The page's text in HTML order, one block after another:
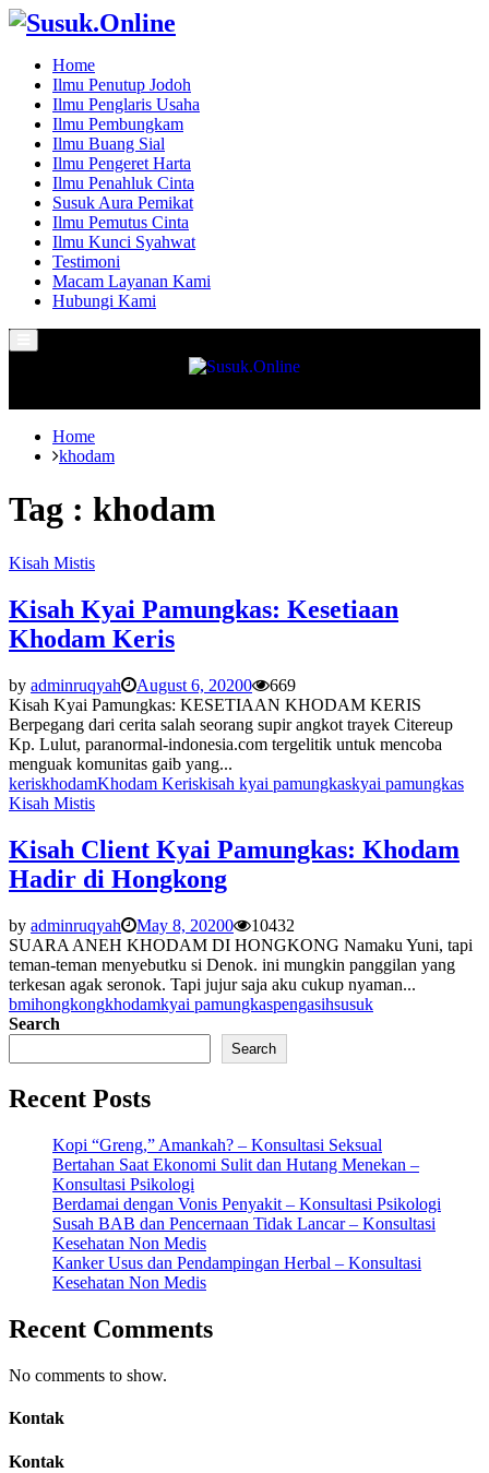
Home
Ilmu Penutup Jodoh
Ilmu Penglaris Usaha
Ilmu Pembungkam
Ilmu Buang Sial
Ilmu Pengeret Harta
Ilmu Penahluk Cinta
Susuk Aura Pemikat
Ilmu Pemutus Cinta
Ilmu Kunci Syahwat
Testimoni
Macam Layanan Kami
Hubungi Kami
Menu
Home
khodam
Tag : khodam
Kisah Mistis
Kisah Kyai Pamungkas: Kesetiaan
Khodam Keris
by adminruqyah August 6, 20200
669
Kisah Kyai Pamungkas: KESETIAAN KHODAM KERIS
Berpegang dari cerita salah seorang supir angkot trayek Citereup
Kp. Lulut, paranormal-indonesia.com tergelitik untuk mencoba
menguak komunitas gaib yang...
keriskhodamKhodam Keriskisah kyai pamungkaskyai pamungkas
Kisah Mistis
Kisah Client Kyai Pamungkas: Khodam
Hadir di Hongkong
by adminruqyah May 8, 20200
10432
SUARA ANEH KHODAM DI HONGKONG Namaku Yuni, tapi
teman-teman menyebutku si Denok. ini mungkin panggilan yang
terkesan agak seronok. Tapi jujur saja aku cukup nyaman...
bmihongkongkhodamkyai pamungkaspengasihsusuk
Search
Search
Recent Posts
Kopi “Greng,” Amankah? – Konsultasi Seksual
Bertahan Saat Ekonomi Sulit dan Hutang Menekan –
Konsultasi Psikologi
Berdamai dengan Vonis Penyakit – Konsultasi Psikologi
Susah BAB dan Pencernaan Tidak Lancar – Konsultasi
Kesehatan Non Medis
Kanker Usus dan Pendampingan Herbal – Konsultasi
Kesehatan Non Medis
Recent Comments
No comments to show.
Kontak
Kontak